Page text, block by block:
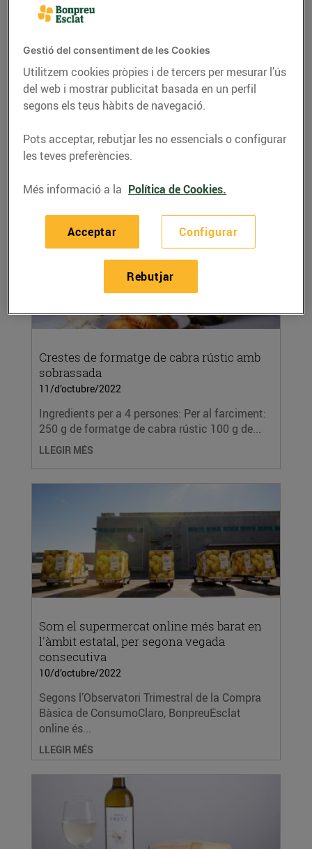
Coca de pernil i brie
08/de novembre/2022
coca: 250 grams de farina panificable 5
grams...
LLEGIR MÉS
Crestes de formatge de cabra rústic amb
sobrassada
11/d’octubre/2022
Ingredients per a 4 persones: Per al farciment:
250 g de formatge de cabra rústic 100 g de...
LLEGIR MÉS
Som el supermercat online més barat en
l'àmbit estatal, per segona vegada
consecutiva
10/d’octubre/2022
Segons l’Observatori Trimestral de la Compra
Bàsica de ConsumoClaro, BonpreuEsclat
online és...
LLEGIR MÉS
Gestió del consentiment de les Cookies
Utilitzem cookies pròpies i de tercers per mesurar l’ús
del web i mostrar publicitat basada en un perfil
segons els teus hàbits de navegació.
Pots acceptar, rebutjar les no essencials o configurar
les teves preferències.
Més informació a la Política de Cookies.
Configurar
Rebutjar
Acceptar